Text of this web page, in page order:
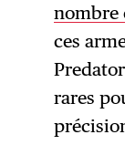
nombre
ces
rares